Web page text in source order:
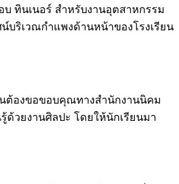
ทินเนอร์ สำหรับงานอุตสาหกรรม
บริเวณกำแพงด้านหน้าของโรงเรียน
นต้องขอขอบคุณทางสำนักงานนิคม
ด้วยงานศิลปะ โดยให้นักเรียนมา